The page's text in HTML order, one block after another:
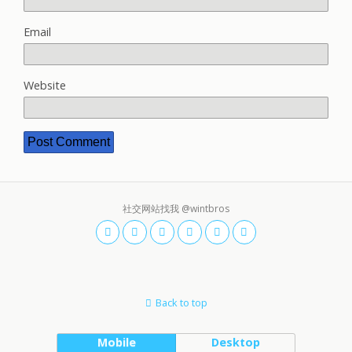
Email
Website
社交网站找我 @wintbros
Back to top
Mobile Desktop